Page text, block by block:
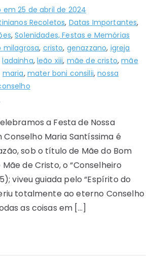
em25 de abril de 2024
Recoletos, Datas Importantes,
,Solenidades, Festas e Memórias
milagrosa, cristo, genazzano, igreja
ladainha, leão xiii, mãe de cristo,mãe
maria, mater boni consilii,nossa
a Festa de Nossa
Conselho Maria Santíssima é
sob o título de Mãe do Bom
de Cristo, o “Conselheiro
viveu guiada pelo “Espírito do
totalmente ao eterno Conselho
as coisas em […]